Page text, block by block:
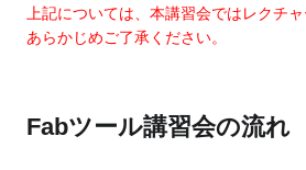
上記については、本講習会ではレクチャ
あらかじめご了承ください。
Fabツール講習会の流れ